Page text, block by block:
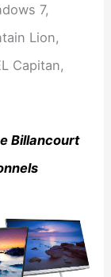
7,
Lion,
Capitan,
Billancourt